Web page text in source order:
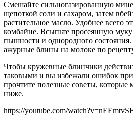
Смешайте сильногазированную
щепоткой соли и сахаром, затем
растительное масло. Удобнее всего
комбайне. Всыпьте просеянную муку
пышности и однородного
ажурные блины на молоке по
Чтобы кружевные блинчики
таковыми и вы избежали ошибок
прочтите полезные советы, которые
ниже.
https://youtube.com/